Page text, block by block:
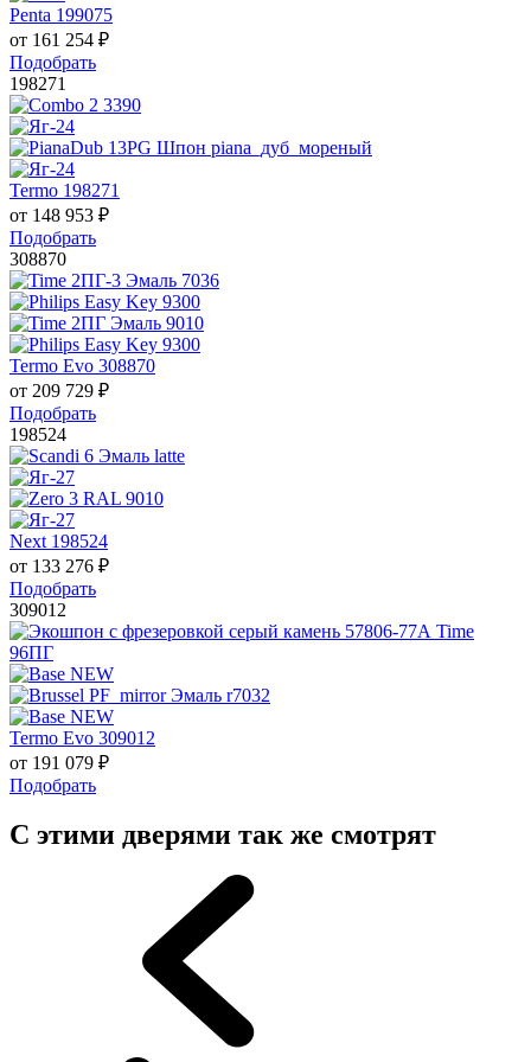
Penta 199075
от 161 254 ₽
Подобрать
198271
Termo 198271
от 148 953 ₽
Подобрать
308870
Termo Evo 308870
от 209 729 ₽
Подобрать
198524
Next 198524
от 133 276 ₽
Подобрать
309012
Termo Evo 309012
от 191 079 ₽
Подобрать
С этими дверями так же смотрят